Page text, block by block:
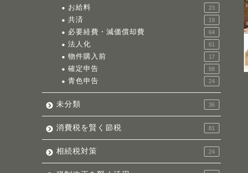
お給料 23
共済 19
必要経費・減価償却費 64
法人化 61
物件購入前 17
確定申告 58
青色申告 24
未分類 36
消費税を賢く節税 81
相続税対策 24